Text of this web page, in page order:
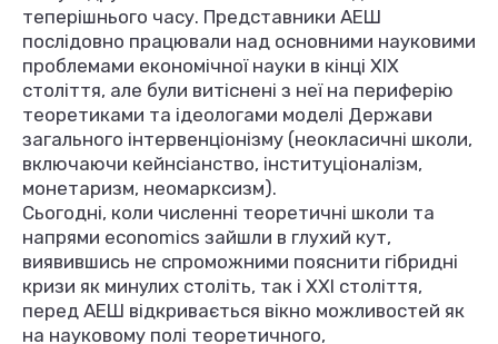
теперішнього часу. Представники АЕШ
послідовно працювали над основними науковими
проблемами економічної науки в кінці XIX
століття, але були витіснені з неї на периферію
теоретиками та ідеологами моделі Держави
загального інтервенціонізму (неокласичні школи,
включаючи кейнсіанство, інституціоналізм,
монетаризм, неомарксизм).
Сьогодні, коли численні теоретичні школи та
напрями economics зайшли в глухий кут,
виявившись не спроможними пояснити гібридні
кризи як минулих століть, так і XXI століття,
перед АЕШ відкривається вікно можливостей як
на науковому полі теоретичного,